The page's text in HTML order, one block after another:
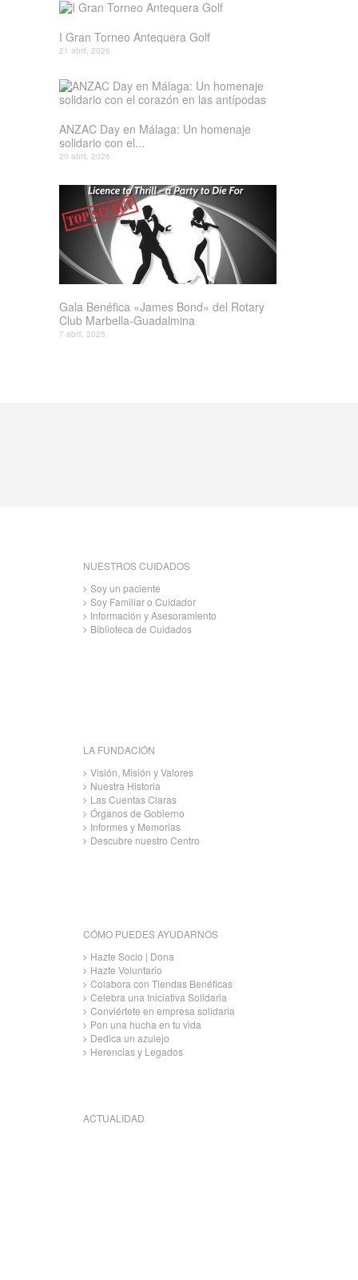
I Gran Torneo Antequera Golf
21 abril, 2026
ANZAC Day en Málaga: Un homenaje
solidario con el...
20 abril, 2026
Gala Benéfica «James Bond» del Rotary
Club Marbella-Guadalmina
7 abril, 2025
NUESTROS CUIDADOS
Soy un paciente
Soy Familiar o Cuidador
Información y Asesoramiento
Biblioteca de Cuidados
LA FUNDACIÓN
Visión, Misión y Valores
Nuestra Historia
Las Cuentas Claras
Órganos de Gobierno
Informes y Memorias
Descubre nuestro Centro
CÓMO PUEDES AYUDARNOS
Hazte Socio | Dona
Hazte Voluntario
Colabora con Tiendas Benéficas
Celebra una Iniciativa Solidaria
Conviértete en empresa solidaria
Pon una hucha en tu vida
Dedica un azulejo
Herencias y Legados
ACTUALIDAD